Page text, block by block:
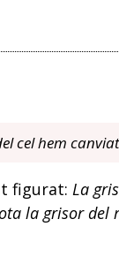
cel hem
figurat: La
la grisor del